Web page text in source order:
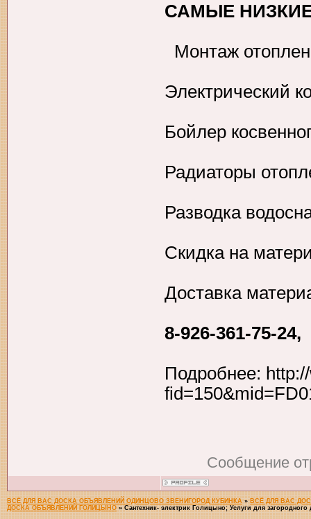
САМЫЕ
Монтаж
Электрический
Бойлер
Радиаторы
Разводка
Скидка на
Доставка
8-926-361-75-
Подробнее:
Сообщение
ВСЁ ДЛЯ ВАС ДОСКА ОБЪЯВЛЕНИЙ ОДИНЦОВО ЗВЕНИГОРОД КУБИНКА » ВСЁ ДЛЯ ВАС
ДОСКА ОБЪЯВЛЕНИЙ ГОЛИЦЫНО » Сантехник- электрик Голицыно; Услуги для загородного